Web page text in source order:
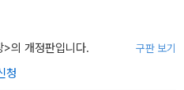
>의 개정판입니다. 구판 보기
청